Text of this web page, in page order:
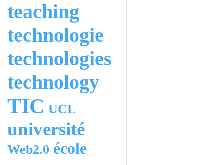
teaching
technologie
technologies
technology
TIC UCL
université
Web2.0 école